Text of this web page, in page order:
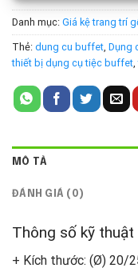
Danh mục: Giá kệ trang trí
Thẻ: dung cu buffet, Dụng
thiết bị dụng cụ tiệc buffet,
MÔ TẢ
ĐÁNH GIÁ (0)
Thông số kỹ thuật
+ Kích thước: (Ø) 20/